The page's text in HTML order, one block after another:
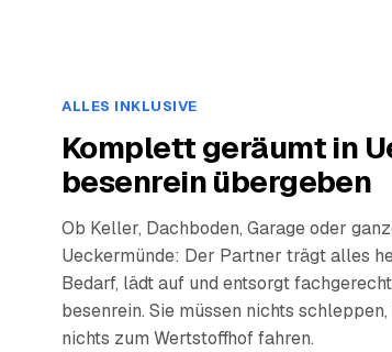
ALLES INKLUSIVE
Komplett geräumt in
besenrein übergeben
Ob Keller, Dachboden, Garage oder
Ueckermünde: Der Partner trägt alles
Bedarf, lädt auf und entsorgt
besenrein. Sie müssen nichts
nichts zum Wertstoffhof fahren.